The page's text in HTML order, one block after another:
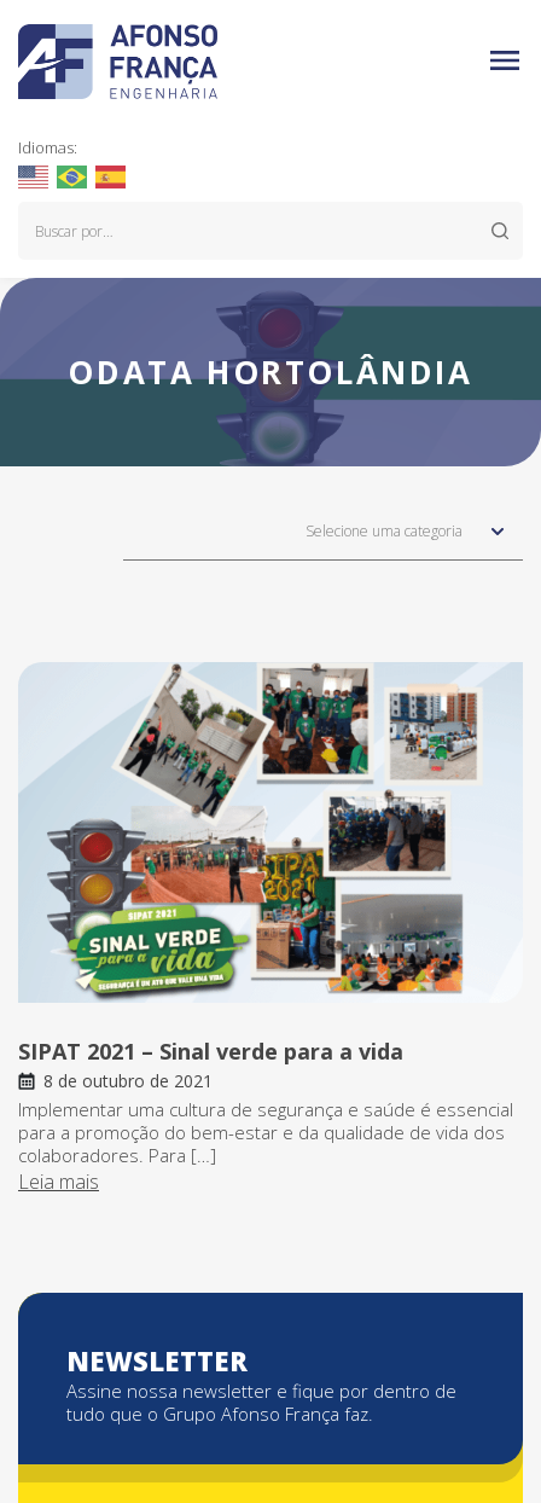
Idiomas:
ODATA HORTOLÂNDIA
Selecione uma categoria
SIPAT 2021 – Sinal verde para a vida
8 de outubro de 2021
Implementar uma cultura de segurança e saúde é essencial
para a promoção do bem-estar e da qualidade de vida dos
colaboradores. Para […]
Leia mais
NEWSLETTER
Assine nossa newsletter e fique por dentro de
tudo que o Grupo Afonso França faz.